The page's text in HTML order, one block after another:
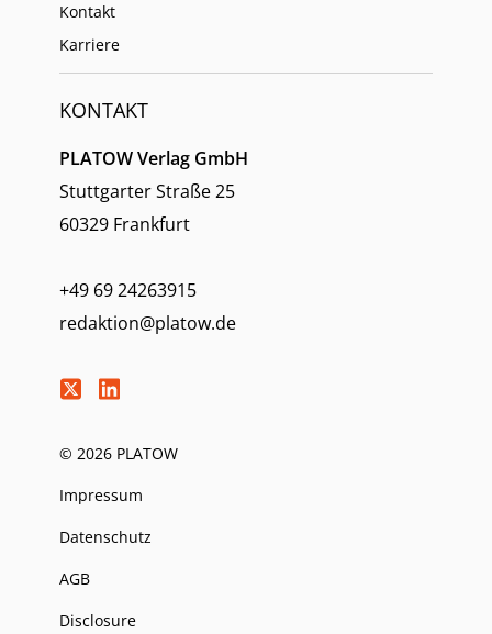
Kontakt
Karriere
KONTAKT
PLATOW Verlag GmbH
Stuttgarter Straße 25
60329 Frankfurt
+49 69 24263915
redaktion@platow.de
© 2026 PLATOW
Impressum
Datenschutz
AGB
Disclosure